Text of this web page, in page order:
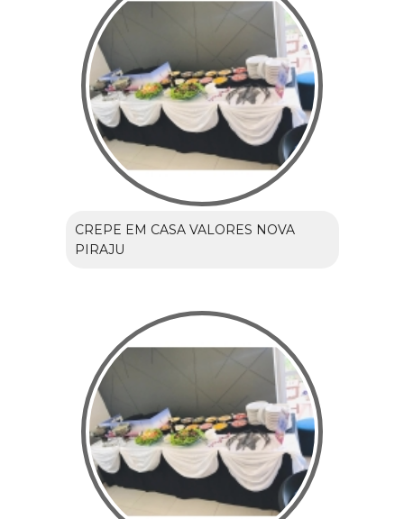
CREPE EM CASA VALORES NOVA
PIRAJU